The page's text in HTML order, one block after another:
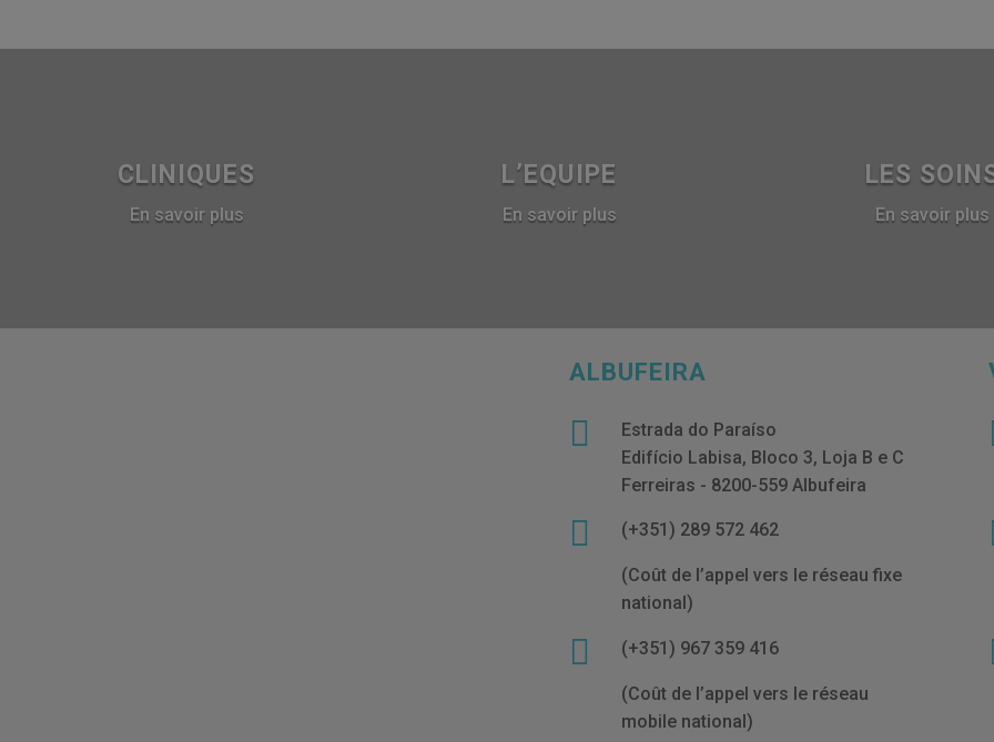
CLINIQUES
En savoir plus
L’EQUIPE
En savoir plus
LES
En savoir plus
ALBUFEIRA

Estrada do Paraíso
Edifício Labisa, Bloco 3, Loja B e C
Ferreiras - 8200-559 Albufeira
 (+351) 289 572 462
(Coût de l’appel vers le réseau fixe
national)
 (+351) 967 359 416
(Coût de l’appel vers le réseau
mobile national)